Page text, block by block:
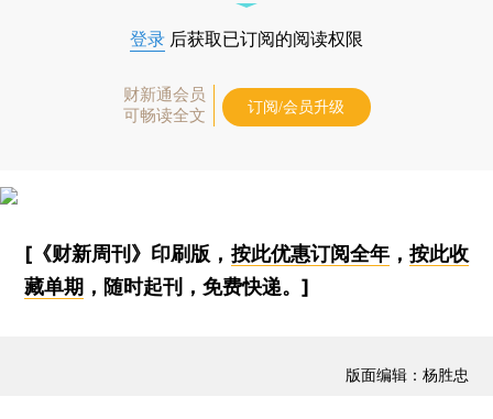
登录 后获取已订阅的阅读权限
财新通会员
可畅读全文
订阅/会员升级
[《财新周刊》印刷版， 按此优惠订阅全年， 按此收
藏单期 ，随时起刊，免费快递。]
版面编辑：杨胜忠